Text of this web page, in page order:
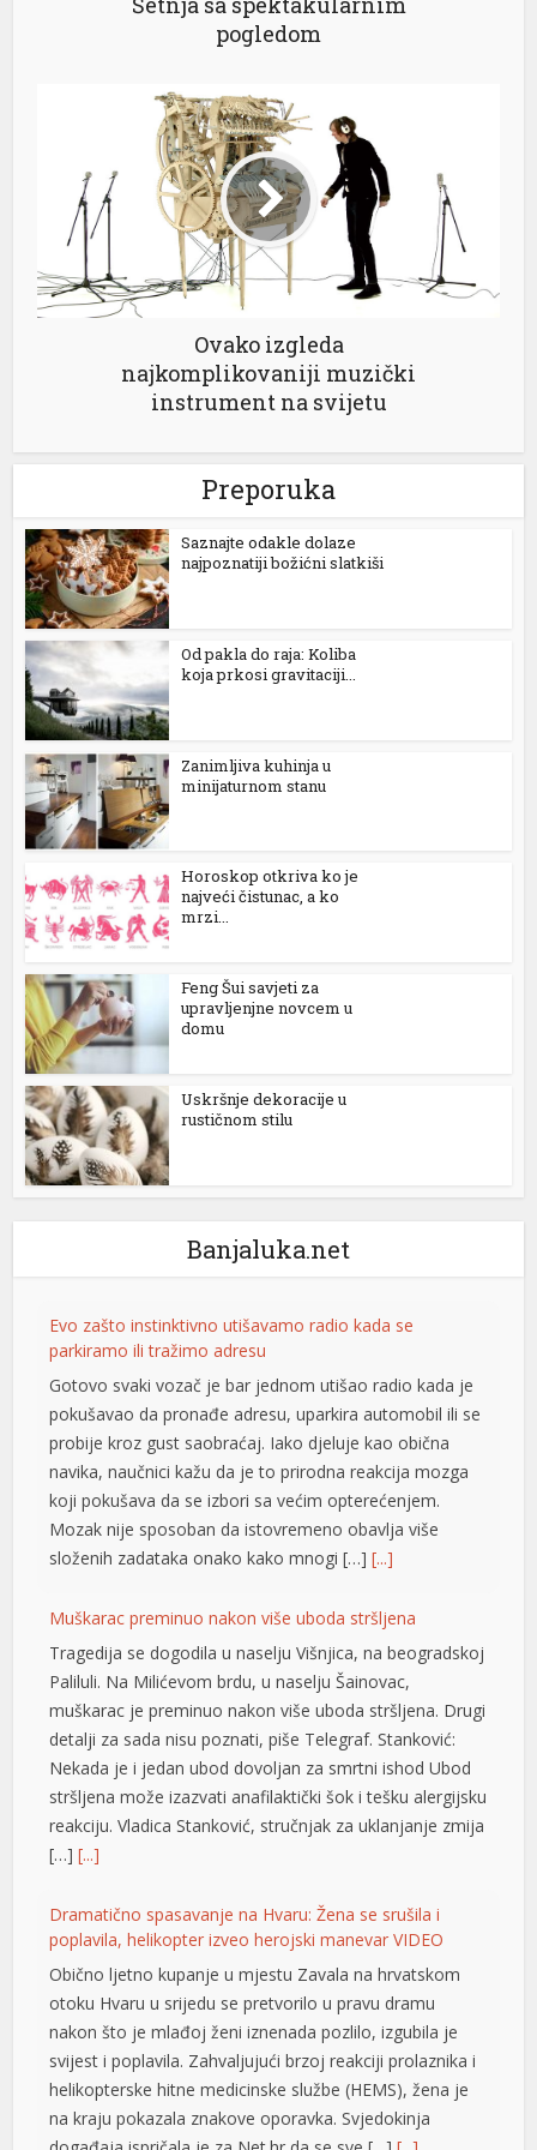
pogledom
Ovako izgleda
najkomplikovaniji muzički
instrument na svijetu
Preporuka
Saznajte odakle dolaze
najpoznatiji božićni slatkiši
Od pakla do raja: Koliba
koja prkosi gravitaciji...
Zanimljiva kuhinja u
minijaturnom stanu
Horoskop otkriva ko je
najveći čistunac, a ko
mrzi...
Feng Šui savjeti za
upravljenjne novcem u
domu
Uskršnje dekoracije u
rustičnom stilu
Banjaluka.net
Evo zašto instinktivno utišavamo radio kada se
parkiramo ili tražimo adresu
Gotovo svaki vozač je bar jednom utišao radio kada je
pokušavao da pronađe adresu, uparkira automobil ili se
probije kroz gust saobraćaj. Iako djeluje kao obična
navika, naučnici kažu da je to prirodna reakcija mozga
koji pokušava da se izbori sa većim opterećenjem.
Mozak nije sposoban da istovremeno obavlja više
složenih zadataka onako kako mnogi […][...]
Muškarac preminuo nakon više uboda stršljena
Tragedija se dogodila u naselju Višnjica, na beogradskoj
Paliluli. Na Milićevom brdu, u naselju Šainovac,
muškarac je preminuo nakon više uboda stršljena. Drugi
detalji za sada nisu poznati, piše Telegraf. Stanković:
Nekada je i jedan ubod dovoljan za smrtni ishod Ubod
stršljena može izazvati anafilaktički šok i tešku alergijsku
reakciju. Vladica Stanković, stručnjak za uklanjanje zmija
[…][...]
Dramatično spasavanje na Hvaru: Žena se srušila i
poplavila, helikopter izveo herojski manevar VIDEO
Obično ljetno kupanje u mjestu Zavala na hrvatskom
otoku Hvaru u srijedu se pretvorilo u pravu dramu
nakon što je mlađoj ženi iznenada pozlilo, izgubila je
svijest i poplavila. Zahvaljujući brzoj reakciji prolaznika i
helikopterske hitne medicinske službe (HEMS), žena je
na kraju pokazala znakove oporavka. Svjedokinja